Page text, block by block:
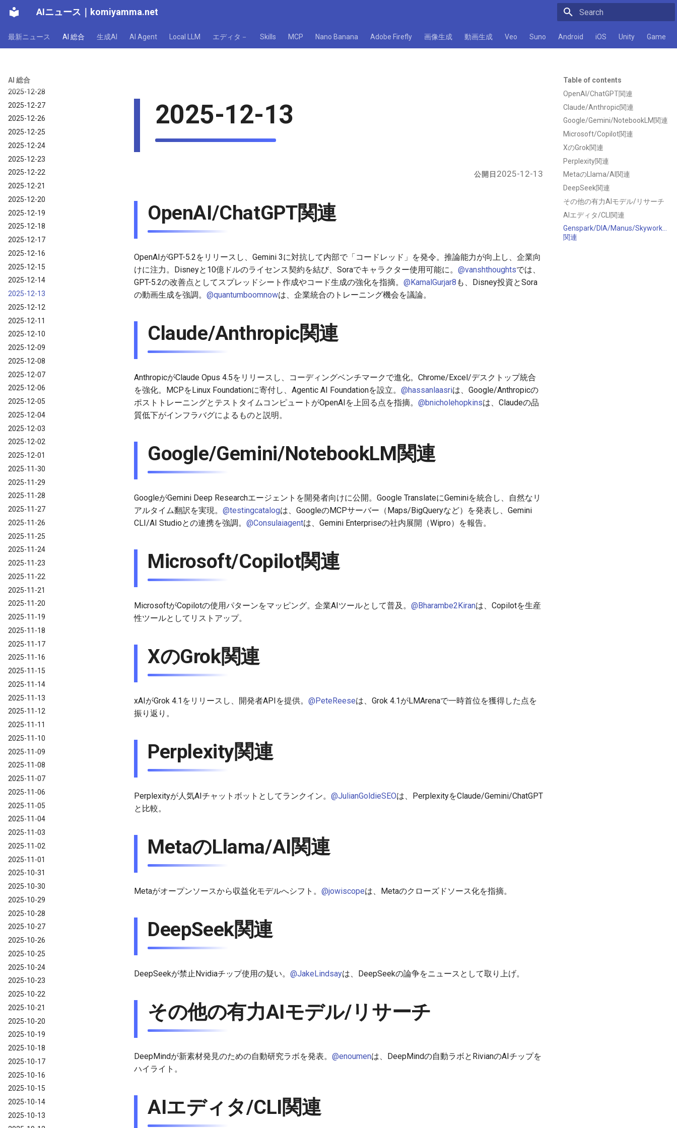
AIニュース komiyamma.net
最新ニュース AI 総合 生成AI AI Agent Local LLM エディタ－ Skills MCP Nano Banana Adobe Firefly 画像生成 動画生成 Veo Suno Android iOS Unity Game
AI 総合
2026-01-02
2026-01-01
AI 総合｜2025年
2025-12-31
2025-12-29
2025-12-28
2025-12-27
2025-12-26
2025-12-25
2025-12-24
2025-12-23
2025-12-22
2025-12-21
2025-12-20
2025-12-19
2025-12-18
2025-12-17
2025-12-16
2025-12-15
2025-12-14
2025-12-13
2025-12-12
2025-12-11
2025-12-10
2025-12-09
2025-12-08
2025-12-07
2025-12-06
2025-12-05
2025-12-04
2025-12-03
2025-12-02
2025-12-01
2025-11-30
2025-11-29
2025-11-28
2025-11-27
2025-11-26
2025-11-25
2025-11-24
2025-11-23
2025-11-22
2025-11-21
2025-11-20
2025-11-19
2025-11-18
2025-11-17
2025-11-16
2025-11-15
2025-11-14
2025-11-13
2025-11-12
2025-11-11
2025-11-10
2025-11-09
2025-11-08
2025-11-07
2025-11-06
2025-11-05
2025-11-04
2025-11-03
2025-11-02
2025-11-01
2025-10-31
2025-10-30
2025-10-29
2025-10-28
2025-10-27
2025-10-26
2025-10-25
2025-10-24
2025-10-23
2025-10-22
2025-10-21
2025-10-20
2025-10-19
2025-10-18
2025-10-17
2025-10-16
2025-10-15
2025-10-14
2025-10-13
Table of contents
OpenAI/ChatGPT関連
Claude/Anthropic関連
Google/Gemini/NotebookLM関連
Microsoft/Copilot関連
XのGrok関連
Perplexity関連
MetaのLlama/AI関連
DeepSeek関連
その他の有力AIモデル/リサーチ
AIエディタ/CLI関連
Genspark/DIA/Manus/Skywork/
関連
2025-12-13
公開日 2025-12-13
OpenAI/ChatGPT関連
OpenAIがGPT-5.2をリリースし、Gemini 3に対抗して内部で「コードレッド」を発令。推論能力が向上し、企業向
けに注力。Disneyと10億ドルのライセンス契約を結び、Soraでキャラクター使用可能に。 @vanshthoughtsでは、
GPT-5.2の改善点としてスプレッドシート作成やコード生成の強化を指摘。 @KamalGurjar8 も、Disney投資とSora
の動画生成を強調。 @quantumboomnowは、企業統合のトレーニング機会を議論。
Claude/Anthropic関連
AnthropicがClaude Opus 4.5をリリースし、コーディングベンチマークで進化。Chrome/Excel/デスクトップ統合
を強化。MCPをLinux Foundationに寄付し、Agentic AI Foundationを設立。 @hassanlaasriは、Google/Anthropicの
ポストトレーニングとテストタイムコンピュートがOpenAIを上回る点を指摘。 @bnicholehopkinsは、Claudeの品
質低下がインフラバグによるものと説明。
Google/Gemini/NotebookLM関連
GoogleがGemini Deep Researchエージェントを開発者向けに公開。Google TranslateにGeminiを統合し、自然なリ
アルタイム翻訳を実現。 @testingcatalogは、GoogleのMCPサーバー（Maps/BigQueryなど）を発表し、Gemini
CLI/AI Studioとの連携を強調。 @Consulaiagentは、Gemini Enterpriseの社内展開（Wipro）を報告。
Microsoft/Copilot関連
MicrosoftがCopilotの使用パターンをマッピング。企業AIツールとして普及。 @Bharambe2Kiranは、Copilotを生産
性ツールとしてリストアップ。
XのGrok関連
xAIがGrok 4.1をリリースし、開発者APIを提供。 @PeteReeseは、Grok 4.1がLMArenaで一時首位を獲得した点を
振り返り。
Perplexity関連
Perplexityが人気AIチャットボットとしてランクイン。 @JulianGoldieSEOは、PerplexityをClaude/Gemini/ChatGPT
と比較。
MetaのLlama/AI関連
Metaがオープンソースから収益化モデルへシフト。 @jowiscopeは、Metaのクローズドソース化を指摘。
DeepSeek関連
DeepSeekが禁止Nvidiaチップ使用の疑い。 @JakeLindsayは、DeepSeekの論争をニュースとして取り上げ。
その他の有力AIモデル/リサーチ
DeepMindが新素材発見のための自動研究ラボを発表。 @enoumenは、DeepMindの自動ラボとRivianのAIチップを
ハイライト。
AIエディタ/CLI関連